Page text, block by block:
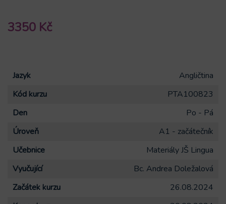
3350 Kč
Jazyk
Angličtina
Kód kurzu
PTA100823
Den
Po - Pá
Úroveň
A1 - začátečník
Učebnice
Materiály JŠ Lingua
Vyučující
Bc. Andrea Doležalová
Začátek kurzu
26.08.2024